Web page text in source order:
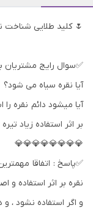
🌷 کلید طلایی شناخت
✅سوال رایج مشتریان
آیا نقره سیاه می شود؟
آیا میشود دائم نقره را
بر اثر استفاده زیاد
💎💎💎💎💎💎💎💎
✅پاسخ : اتفاقا
نقره بر اثر استفاده و
و اگر استفاده نشود ،